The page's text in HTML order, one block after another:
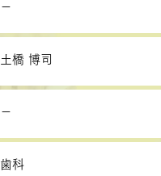
－
土橋 博司
－
歯科